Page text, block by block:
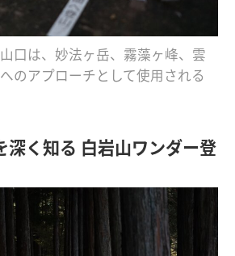
口は、妙法ヶ岳、霧藻ヶ峰、雲
のアプローチとして使用される
深く知る 白岩山ワンダー登